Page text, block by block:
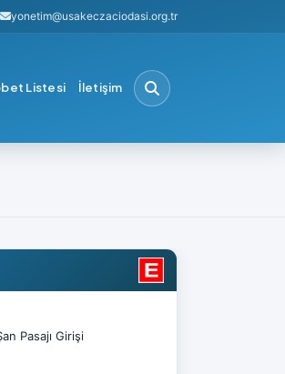
yonetim@usakeczaciodasi.org.tr
Listesi İletişim
Pasajı Girişi